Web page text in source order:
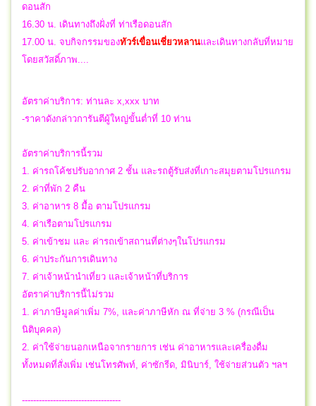
ดอนสัก
16.30 น. เดินทางถึงฝั่งที่ ท่าเรือดอนสัก
17.00 น. จบกิจกรรมของทัวร์เขื่อนเชี่ยวหลานและเดินทางกลับที่หมาย
โดยสวัสดิ์ภาพ....
อัตราค่าบริการ: ท่านละ x,xxx บาท
-ราคาดังกล่าวการันตีผู้ใหญ่ขั้นต่ำที่ 10 ท่าน
อัตราค่าบริการนี้รวม
1. ค่ารถโค้ชปรับอากาศ 2 ชั้น และรถตู้รับส่งที่เกาะสมุยตามโปรแกรม
2. ค่าที่พัก 2 คืน
3. ค่าอาหาร 8 มื้อ ตามโปรแกรม
4. ค่าเรือตามโปรแกรม
5. ค่าเข้าชม และ ค่ารถเข้าสถานที่ต่างๆในโปรแกรม
6. ค่าประกันการเดินทาง
7. ค่าเจ้าหน้านำเที่ยว และเจ้าหน้าที่บริการ
อัตราค่าบริการนี้ไม่รวม
1. ค่าภาษีมูลค่าเพิ่ม 7%, และค่าภาษีหัก ณ ที่จ่าย 3 % (กรณีเป็น
นิติบุคคล)
2. ค่าใช้จ่ายนอกเหนือจากรายการ เช่น ค่าอาหารและเครื่องดื่ม
ทั้งหมดที่สั่งเพิ่ม เช่นโทรศัพท์, ค่าซักรีด, มินิบาร์, ใช้จ่ายส่วนตัว ฯลฯ
-----------------------------------